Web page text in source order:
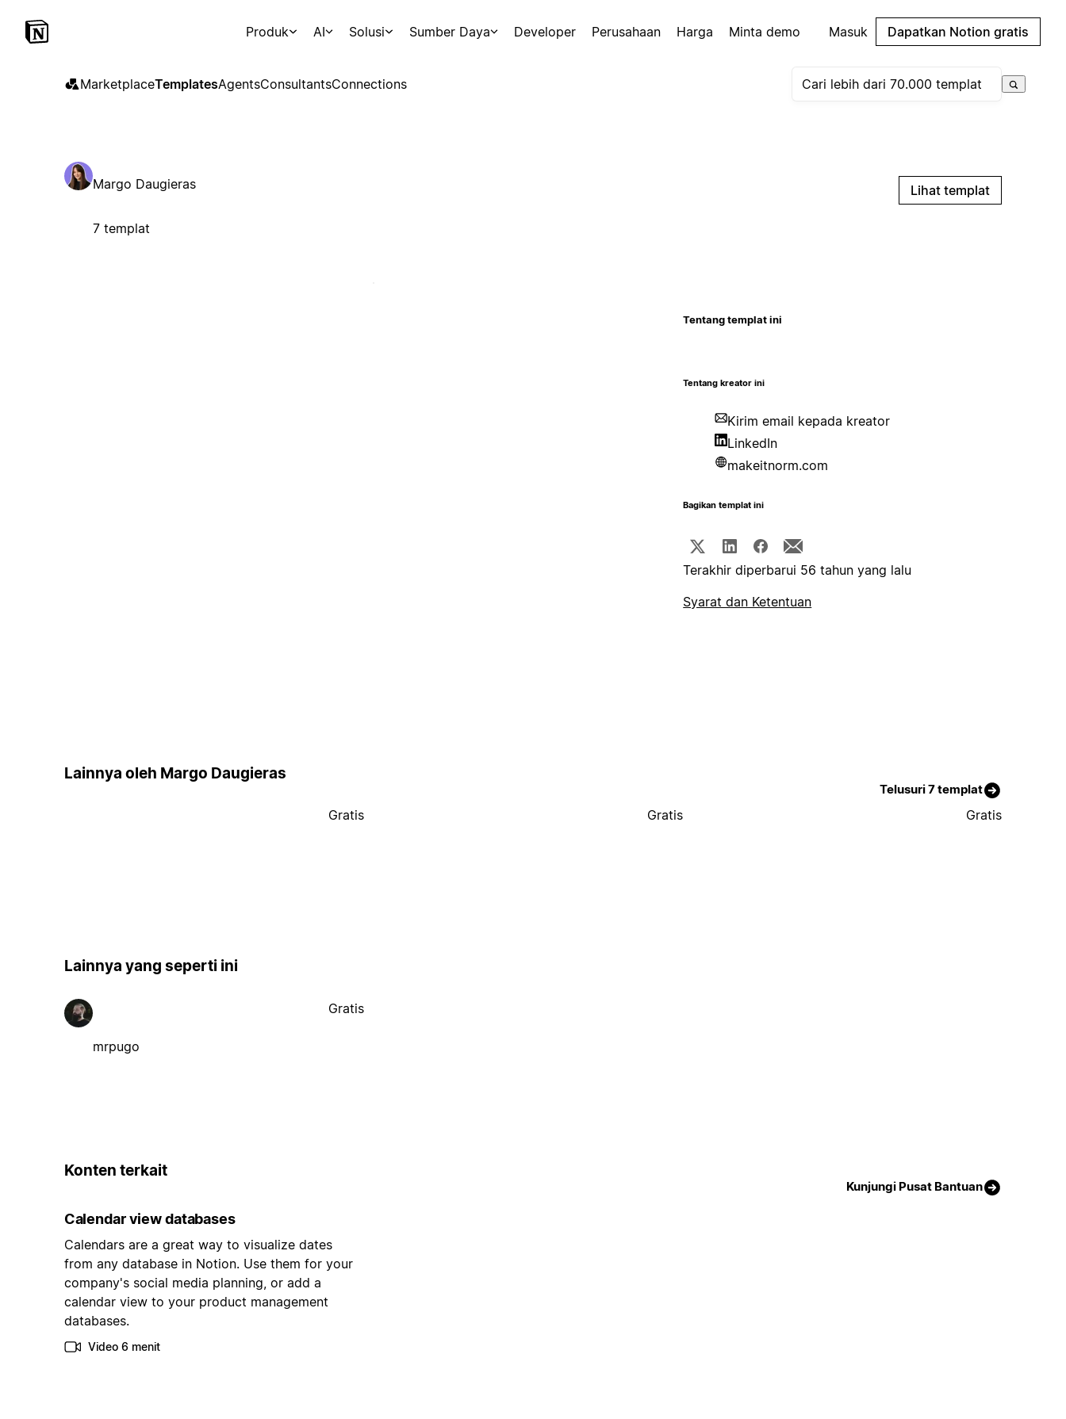
Produk AI Solusi Sumber Daya Developer Perusahaan Harga Minta demo Masuk Dapatkan Notion gratis
MarketplaceTemplatesAgentsConsultantsConnections
Margo Daugieras
7 templat
Lihat templat
Tentang templat ini
Tentang kreator ini
Kirim email kepada kreator
LinkedIn
makeitnorm.com
Bagikan templat ini
Terakhir diperbarui 56 tahun yang lalu
Syarat dan Ketentuan
Lainnya oleh Margo Daugieras
Telusuri 7 templat
Gratis Gratis Gratis
Lainnya yang seperti ini
mrpugo
Gratis
Konten terkait
Kunjungi Pusat Bantuan
Calendar view databases
Calendars are a great way to visualize dates
from any database in Notion. Use them for your
company's social media planning, or add a
calendar view to your product management
databases.
Video 6 menit